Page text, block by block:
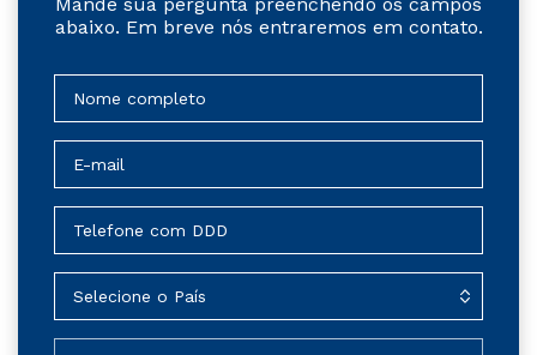
abaixo. Em breve nós entraremos em contato.